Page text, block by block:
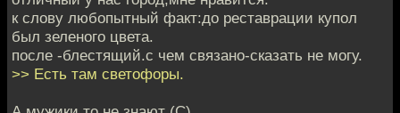
к слову любопытный факт:до реставрации купол
был зеленого цвета.
после -блестящий.с чем связано-сказать не могу.
>> Есть там светофоры.